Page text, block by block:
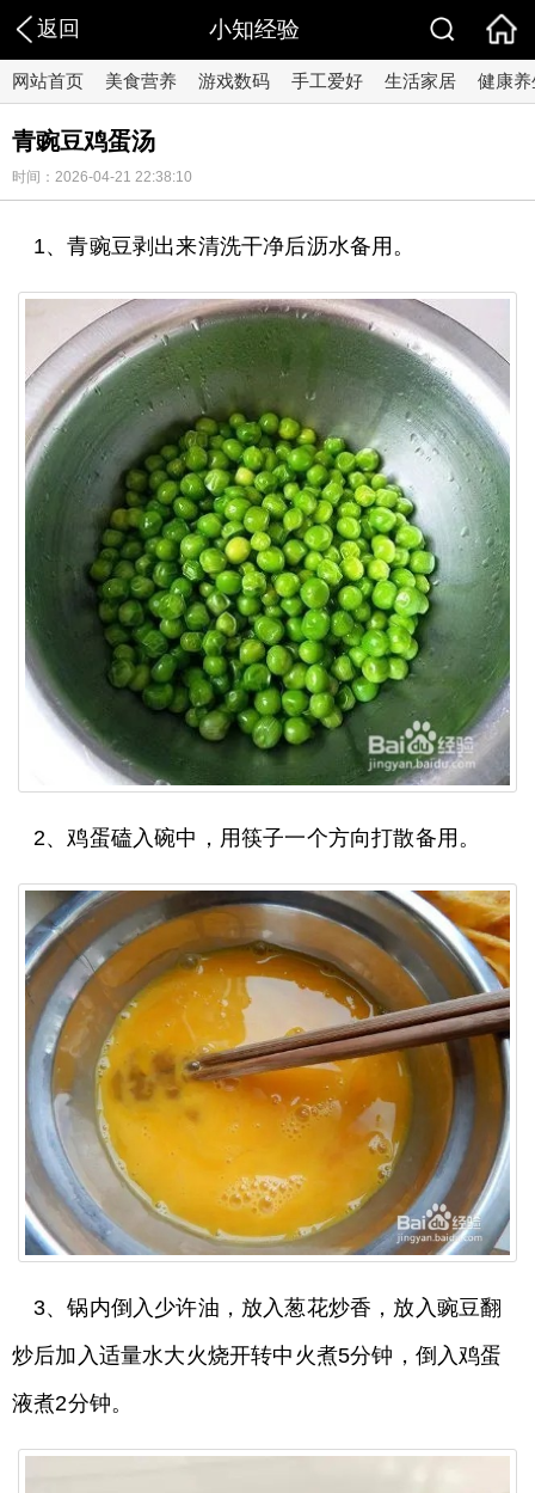
返回 小知经验
网站首页 美食营养 游戏数码 手工爱好 生活家居 健康养
青豌豆鸡蛋汤
时间：2026-04-21 22:38:10
1、青豌豆剥出来清洗干净后沥水备用。
2、鸡蛋磕入碗中，用筷子一个方向打散备用。
3、锅内倒入少许油，放入葱花炒香，放入豌豆翻
炒后加入适量水大火烧开转中火煮5分钟，倒入鸡蛋
液煮2分钟。